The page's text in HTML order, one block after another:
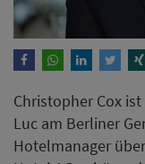
Christopher Cox
Luc am Berliner
Hotelmanager